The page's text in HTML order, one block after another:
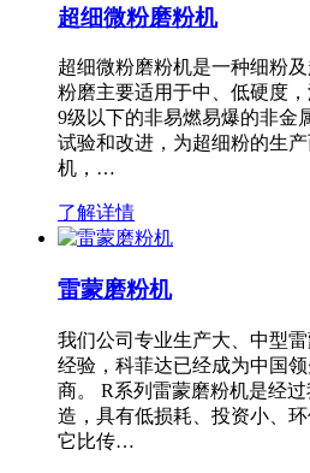
超细微粉磨粉机
超细微粉磨粉机是一种细粉
粉磨主要适用于中、低硬度
9级以下的非易燃易爆的非金
试验和改进，为超细粉的生
机，…
了解详情
雷蒙磨粉机
我们公司专业生产大、中型
经验，科菲达已经成为中国
商。 R系列雷蒙磨粉机是经
造，具有低损耗、投资小、
它比传…